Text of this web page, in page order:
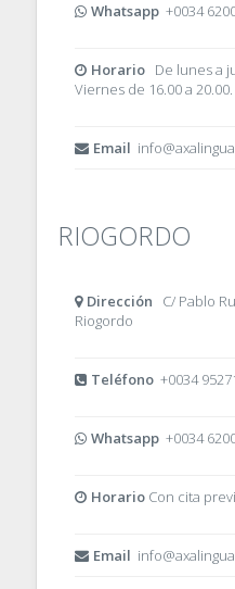
Whatsapp+0034
HorarioDe lunes a
Viernes de 16.00 a 20.00.
Email
RIOGORDO
Dirección C/ Pablo
Riogordo
Teléfono+0034
Whatsapp+0034
HorarioCon cita
Email